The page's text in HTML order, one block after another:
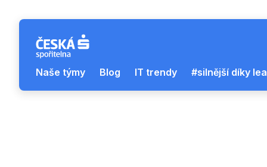
Naše týmy Blog IT trendy #silnější díky